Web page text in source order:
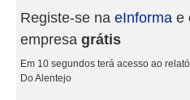
Registe-se na eInforma e
empresa grátis
Em 10 segundos terá acesso ao
Do Alentejo